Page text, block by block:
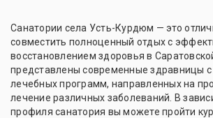
Санатории села Усть-Курдюм — это
совместить полноценный отдых с
восстановлением здоровья в
представлены современные здравницы
лечебных программ, направленных на
лечение различных заболеваний. В
профиля санатория вы можете пройти